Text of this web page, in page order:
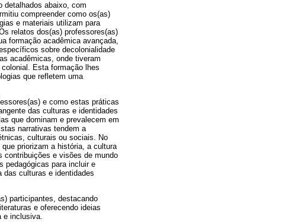
detalhados abaixo, com
compreender como os(as)
e materiais utilizam para
relatos dos(as) professores(as)
formação acadêmica avançada,
sobre decolonialidade
acadêmicas, onde tiveram
Esta formação lhes
que refletem uma
e como estas práticas
das culturas e identidades
que dominam e prevalecem em
narrativas tendem a
culturais ou sociais. No
priorizam a história, a cultura
contribuições e visões de mundo
pedagógicas para incluir e
das culturas e identidades
participantes, destacando
e oferecendo ideias
e inclusiva.